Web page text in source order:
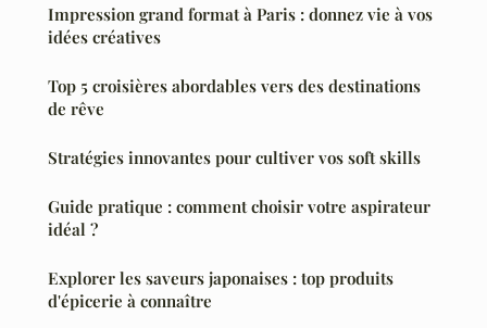
Impression grand format à Paris : donnez vie à vos
idées créatives
Top 5 croisières abordables vers des destinations
de rêve
Stratégies innovantes pour cultiver vos soft skills
Guide pratique : comment choisir votre aspirateur
idéal ?
Explorer les saveurs japonaises : top produits
d'épicerie à connaître